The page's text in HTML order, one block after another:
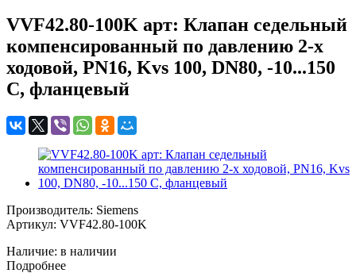
VVF42.80-100K арт: Клапан седельный
компенсированный по давлению 2-х
ходовой, PN16, Kvs 100, DN80, -10...150
C, фланцевый
Производитель: Siemens
Артикул: VVF42.80-100K
Наличие: в наличии
Подробнее